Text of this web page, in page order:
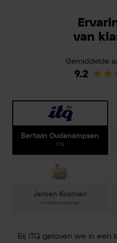
van
Gemiddelde
9.2
Bertwin Oudenampsen
ITQ
Jeroen Koomen
Huisdierenbazaar
Bij ITQ geloven we in een